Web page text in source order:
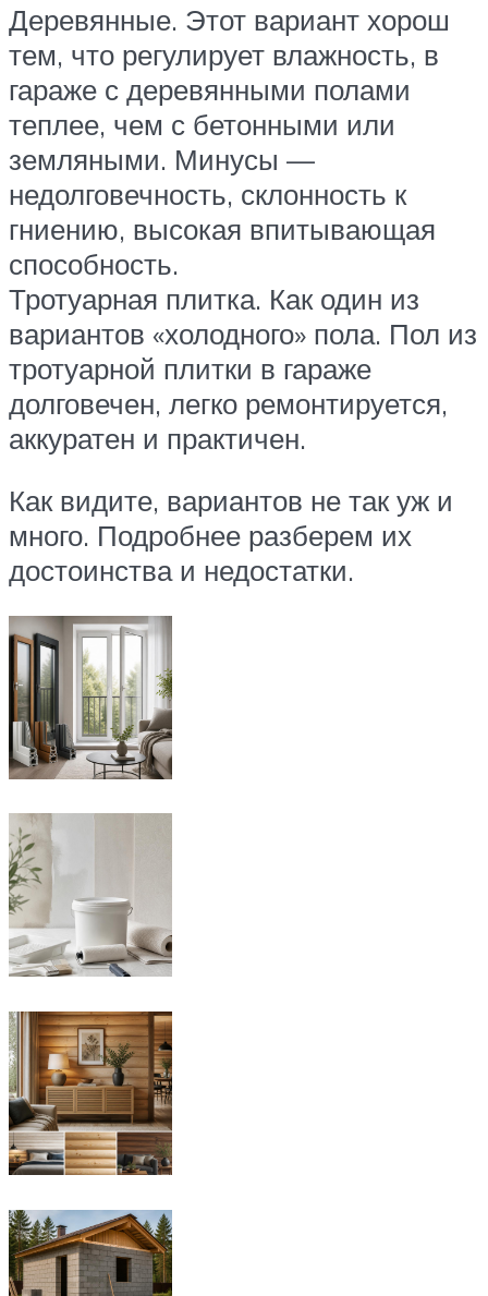
Деревянные. Этот вариант хорош
тем, что регулирует влажность, в
гараже с деревянными полами
теплее, чем с бетонными или
земляными. Минусы —
недолговечность, склонность к
гниению, высокая впитывающая
способность.
Тротуарная плитка. Как один из
вариантов «холодного» пола. Пол из
тротуарной плитки в гараже
долговечен, легко ремонтируется,
аккуратен и практичен.
Как видите, вариантов не так уж и
много. Подробнее разберем их
достоинства и недостатки.